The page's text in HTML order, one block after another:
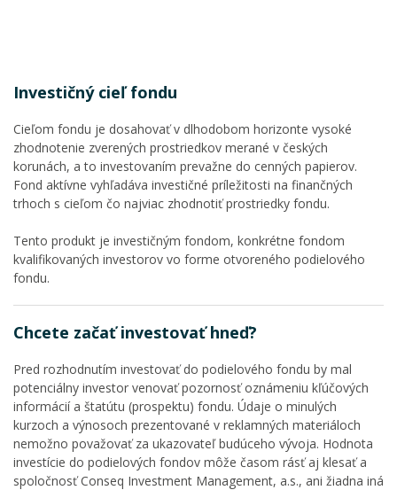
Investičný cieľ fondu
Cieľom fondu je dosahovať v dlhodobom horizonte vysoké
zhodnotenie zverených prostriedkov merané v českých
korunách, a to investovaním prevažne do cenných papierov.
Fond aktívne vyhľadáva investičné príležitosti na finančných
trhoch s cieľom čo najviac zhodnotiť prostriedky fondu.
Tento produkt je investičným fondom, konkrétne fondom
kvalifikovaných investorov vo forme otvoreného podielového
fondu.
Chcete začať investovať hneď?
Pred rozhodnutím investovať do podielového fondu by mal
potenciálny investor venovať pozornosť oznámeniu kľúčových
informácií a štatútu (prospektu) fondu. Údaje o minulých
kurzoch a výnosoch prezentované v reklamných materiáloch
nemožno považovať za ukazovateľ budúceho vývoja. Hodnota
investície do podielových fondov môže časom rásť aj klesať a
spoločnosť Conseq Investment Management, a.s., ani žiadna iná